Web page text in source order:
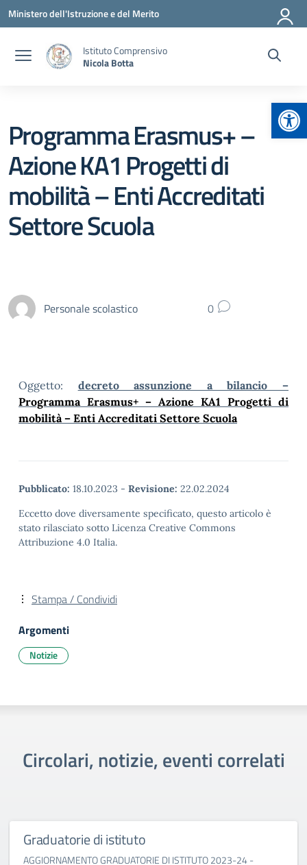
Vai ai contenuti
Vai al menu di navigazione
Vai al footer
Ministero dell'Istruzione e del Merito
Istituto Comprensivo
Nicola Botta
Programma Erasmus+ –
Azione KA1 Progetti di
mobilità – Enti Accreditati
Settore Scuola
Personale scolastico 0
Oggetto: decreto assunzione a bilancio –
Programma Erasmus+ – Azione KA1 Progetti di
mobilità – Enti Accreditati Settore Scuola
Pubblicato: 18.10.2023 - Revisione: 22.02.2024
Eccetto dove diversamente specificato, questo articolo è
stato rilasciato sotto Licenza Creative Commons
Attribuzione 4.0 Italia.
Stampa / Condividi
Argomenti
Notizie
Circolari, notizie, eventi correlati
Graduatorie di istituto
AGGIORNAMENTO GRADUATORIE DI ISTITUTO 2023-24 -